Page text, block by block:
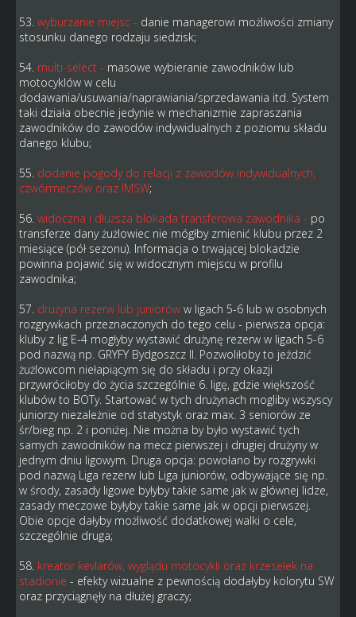
53. wyburzanie miejsc - danie managerowi możliwości zmiany
stosunku danego rodzaju siedzisk;
54. multi-select - masowe wybieranie zawodników lub
motocyklów w celu
dodawania/usuwania/naprawiania/sprzedawania itd. System
taki działa obecnie jedynie w mechanizmie zapraszania
zawodników do zawodów indywidualnych z poziomu składu
danego klubu;
55. dodanie pogody do relacji z zawodów indywidualnych,
czwórmeczów oraz IMSW;
56. widoczna i dłuższa blokada transferowa zawodnika - po
transferze dany żużlowiec nie mógłby zmienić klubu przez 2
miesiące (pół sezonu). Informacja o trwającej blokadzie
powinna pojawić się w widocznym miejscu w profilu
zawodnika;
57. drużyna rezerw lub junioróww ligach 5-6 lub w osobnych
rozgrywkach przeznaczonych do tego celu - pierwsza opcja:
kluby z lig E-4 mogłyby wystawić drużynę rezerw w ligach 5-6
pod nazwą np. GRYFY Bydgoszcz II. Pozwoliłoby to jeździć
żużlowcom niełapiącym się do składu i przy okazji
przywróciłoby do życia szczególnie 6. ligę, gdzie większość
klubów to BOTy. Startować w tych drużynach mogliby wszyscy
juniorzy niezależnie od statystyk oraz max. 3 seniorów ze
śr/bieg np. 2 i poniżej. Nie można by było wystawić tych
samych zawodników na mecz pierwszej i drugiej drużyny w
jednym dniu ligowym. Druga opcja: powołano by rozgrywki
pod nazwą Liga rezerw lub Liga juniorów, odbywające się np.
w środy, zasady ligowe byłyby takie same jak w głównej lidze,
zasady meczowe byłyby takie same jak w opcji pierwszej.
Obie opcje dałyby możliwość dodatkowej walki o cele,
szczególnie druga;
58. kreator kevlarów, wyglądu motocykli oraz krzesełek na
stadionie - efekty wizualne z pewnością dodałyby kolorytu SW
oraz przyciągnęły na dłużej graczy;